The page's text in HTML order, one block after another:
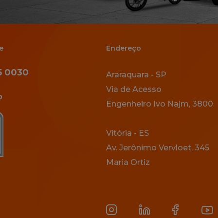
0030
Endereço
Araraquara - SP
Via de Acesso
Engenheiro Ivo Najm, 3800
Vitória - ES
Av. Jerônimo Vervloet, 345
Maria Ortiz